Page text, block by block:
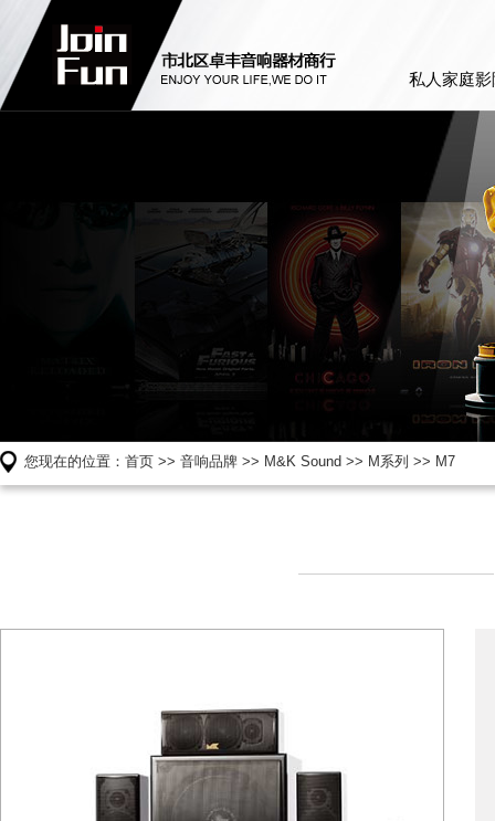
私人家庭影
您现在的位置： 首页 >> 音响品牌 >> M&K Sound >> M系列 >> M7